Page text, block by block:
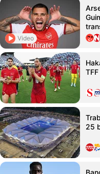
Video
25